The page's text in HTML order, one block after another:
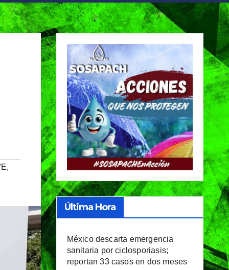
,
Última Hora
México descarta emergencia
sanitaria por ciclosporiasis;
reportan 33 casos en dos meses